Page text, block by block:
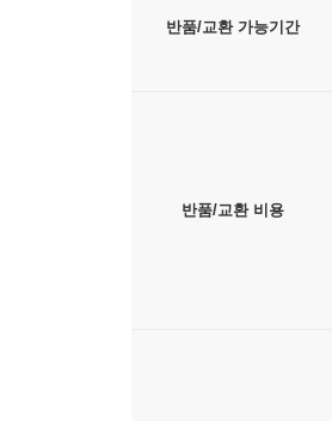
반품/교환 가능기간
반품/교환 비용